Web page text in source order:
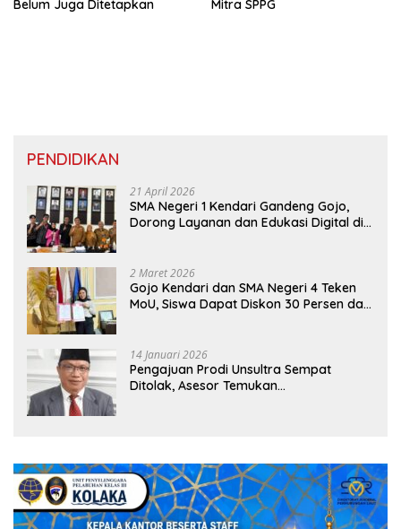
Belum Juga Ditetapkan
Mitra SPPG
PENDIDIKAN
21 April 2026
SMA Negeri 1 Kendari Gandeng Gojo,
Dorong Layanan dan Edukasi Digital di
2 Maret 2026
Gojo Kendari dan SMA Negeri 4 Teken
MoU, Siswa Dapat Diskon 30 Persen dan
14 Januari 2026
Pengajuan Prodi Unsultra Sempat
Ditolak, Asesor Temukan